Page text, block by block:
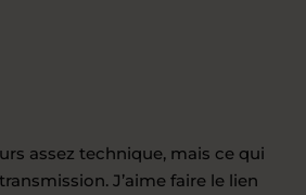
assez technique, mais ce qui
J’aime faire le lien